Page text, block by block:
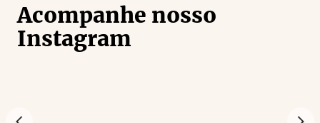
Acompanhe nosso
Instagram